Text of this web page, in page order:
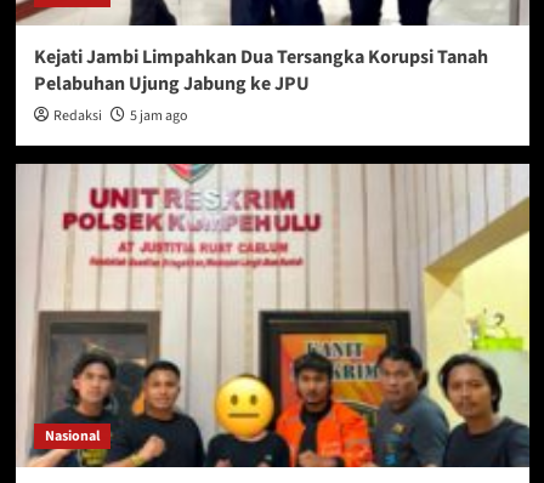
Kejati Jambi Limpahkan Dua Tersangka Korupsi Tanah
Pelabuhan Ujung Jabung ke JPU
Redaksi 5 jam ago
Nasional